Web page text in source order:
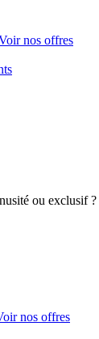
nos offres
ou exclusif ?
nos offres